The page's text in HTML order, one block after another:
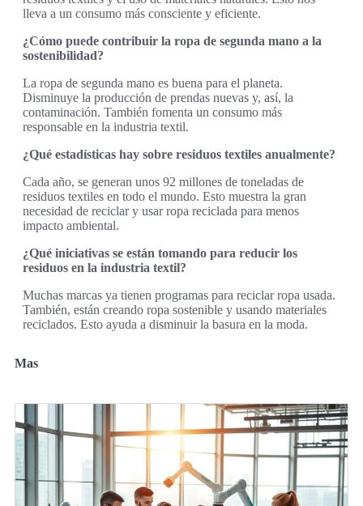
lleva a un consumo más consciente y eficiente.
¿Cómo puede contribuir la ropa de segunda mano a la
sostenibilidad?
La ropa de segunda mano es buena para el planeta.
Disminuye la producción de prendas nuevas y, así, la
contaminación. También fomenta un consumo más
responsable en la industria textil.
¿Qué estadísticas hay sobre residuos textiles anualmente?
Cada año, se generan unos 92 millones de toneladas de
residuos textiles en todo el mundo. Esto muestra la gran
necesidad de reciclar y usar ropa reciclada para menos
impacto ambiental.
¿Qué iniciativas se están tomando para reducir los
residuos en la industria textil?
Muchas marcas ya tienen programas para reciclar ropa usada.
También, están creando ropa sostenible y usando materiales
reciclados. Esto ayuda a disminuir la basura en la moda.
Mas